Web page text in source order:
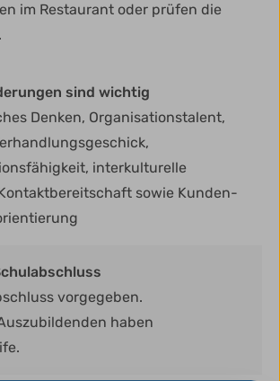
im Restaurant oder prüfen die
sind wichtig
Denken, Organisationstalent,
interkulturelle
sowie Kunden-
vorgegeben.
haben